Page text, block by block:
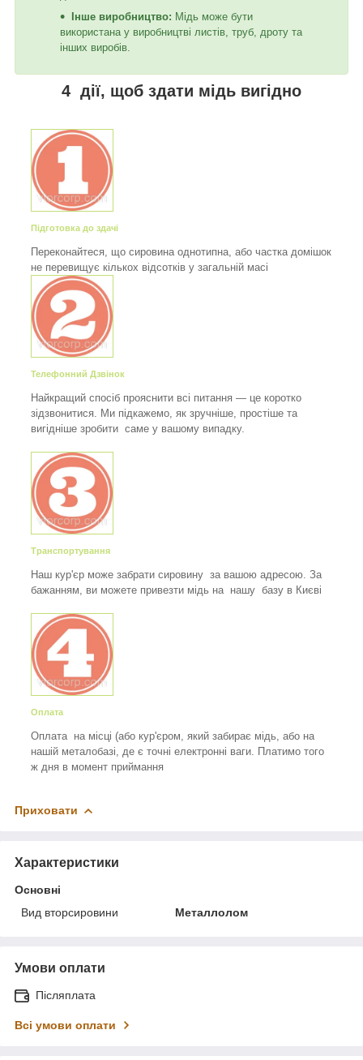
Інше виробництво: Мідь може бути
використана у виробництві листів, труб, дроту та
інших виробів.
4 дії, щоб здати мідь вигідно
Підготовка до здачі
Переконайтеся, що сировина однотипна, або частка домішок
не перевищує кількох відсотків у загальній масі
Телефонний Дзвінок
Найкращий спосіб прояснити всі питання — це коротко
зідзвонитися. Ми підкажемо, як зручніше, простіше та
вигідніше зробити саме у вашому випадку.
Транспортування
Наш кур'єр може забрати сировину за вашою адресою. За
бажанням, ви можете привезти мідь на нашу базу в Києві
Оплата
Оплата на місці (або кур'єром, який забирає мідь, або на
нашій металобазі, де є точні електронні ваги. Платимо того
ж дня в момент приймання
Приховати
Характеристики
Основні
Вид вторсировини
Металлолом
Умови оплати
Післяплата
Всі умови оплати